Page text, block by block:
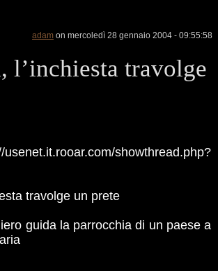
adam on mercoledì 28 gennaio 2004 - 09:55:58
l’inchiesta travolge
showthread.php?
travolge un prete
guida la parrocchia di un paese a